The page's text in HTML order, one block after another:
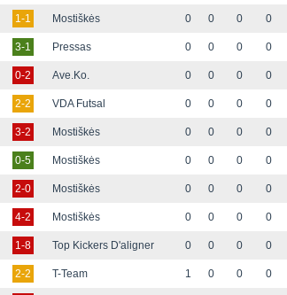
1-1 Mostiškės 0 0 0 0
3-1 Pressas 0 0 0 0
0-2 Ave.Ko. 0 0 0 0
2-2 VDA Futsal 0 0 0 0
3-2 Mostiškės 0 0 0 0
0-5 Mostiškės 0 0 0 0
2-0 Mostiškės 0 0 0 0
4-2 Mostiškės 0 0 0 0
1-8 Top Kickers D'aligner 0 0 0 0
2-2 T-Team 1 0 0 0